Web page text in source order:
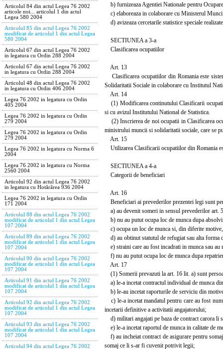
Articolul 84 din actul Legea 76 2002
articole noi... articolul 1 din actul
Legea 580 2004
Articolul 85 din actul Legea 76 2002
modificat de articolul 1 din actul Legea
580 2004
Articolul 67 din actul Legea 76 2002
in legatura cu Ordin 288 2004
Articolul 67 din actul Legea 76 2002
in legatura cu Ordin 288 2004
Articolul 48 din actul Legea 76 2002
in legatura cu Ordin 406 2004
Legea 76 2002 in legatura cu Ordin
405 2004
Legea 76 2002 in legatura cu Ordin
279 2004
Legea 76 2002 in legatura cu Ordin
279 2004
Legea 76 2002 in legatura cu Norma 6
2004
Legea 76 2002 in legatura cu Norma
2560 2004
Articolul 92 din actul Legea 76 2002
in legatura cu Hotărârea 936 2004
Legea 76 2002 in legatura cu Ordin
171 2004
Articolul 88 din actul Legea 76 2002
modificat de articolul 1 din actul Legea
107 2004
Articolul 89 din actul Legea 76 2002
modificat de articolul 1 din actul Legea
107 2004
Articolul 90 din actul Legea 76 2002
modificat de articolul 1 din actul Legea
107 2004
Articolul 91 din actul Legea 76 2002
modificat de articolul 1 din actul Legea
107 2004
Articolul 92 din actul Legea 76 2002
modificat de articolul 1 din actul Legea
107 2004
Articolul 93 din actul Legea 76 2002
modificat de articolul 1 din actul Legea
107 2004
Articolul 94 din actul Legea 76 2002
b) furnizeaza Agentiei Nationale pentru
c) elaboreaza in colaborare cu Ministerul
d) avizeaza cercetarile statistice speciale
SECTIUNEA a 3-a
Clasificarea ocupatiilor
Art. 13
Clasificarea ocupatiilor din Romania este
Solidaritatii Sociale in colaborare cu Institutul
Art. 14
(1) Modificarea continutului Clasificarii
si cu avizul Institutului National de Statistica.
(2) Inscrierea de noi ocupatii in Clasificarea
ministrului muncii si solidaritatii sociale, care se
Art. 15
Utilizarea Clasificarii ocupatiilor din Romania
SECTIUNEA a 4-a
Categorii de beneficiari
Art. 16
Beneficiari ai prevederilor prezentei legi sunt
a) au devenit someri in sensul prevederilor art.
b) nu au putut ocupa loc de munca dupa
c) ocupa un loc de munca si, din diferite motive,
d) au obtinut statutul de refugiat sau alta forma
e) straini care au fost incadrati in munca sau
f) nu au putut ocupa loc de munca dupa
Art. 17
(1) Somerii prevazuti la art. 16 lit. a) sunt
a) le-a incetat contractul individual de munca
b) le-au incetat raporturile de serviciu din
c) le-a incetat mandatul pentru care au fost
incetarii definitive a activitatii angajatorului;
d) militari angajati pe baza de contract carora li
e) le-a incetat raportul de munca in calitate de
f) au incheiat contract de asigurare pentru
somaj ce li s-ar fi cuvenit potrivit legii;